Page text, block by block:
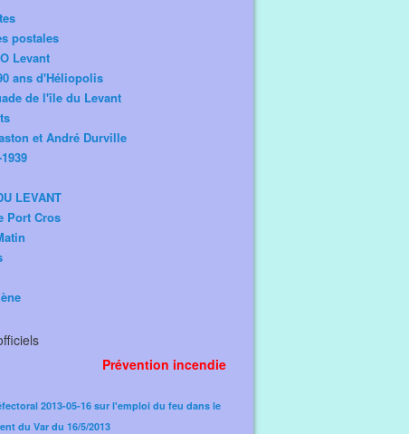
postales
Levant
ans d'Héliopolis
de l'île du Levant
et André Durville
LEVANT
Port Cros
Prévention incendie
2013-05-16 sur l'emploi du feu dans le
du Var du 16/5/2013